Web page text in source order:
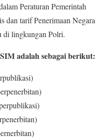
Peraturan Pemerintah
dan tarif Penerimaan Negara
di lingkungan Polri.
adalah sebagai berikut: